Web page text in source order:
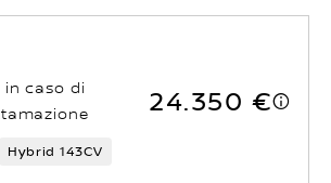
in caso di
24.350 €
Hybrid 143CV